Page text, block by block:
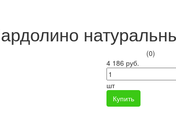
(0)
4 186 руб.
шт
Купить